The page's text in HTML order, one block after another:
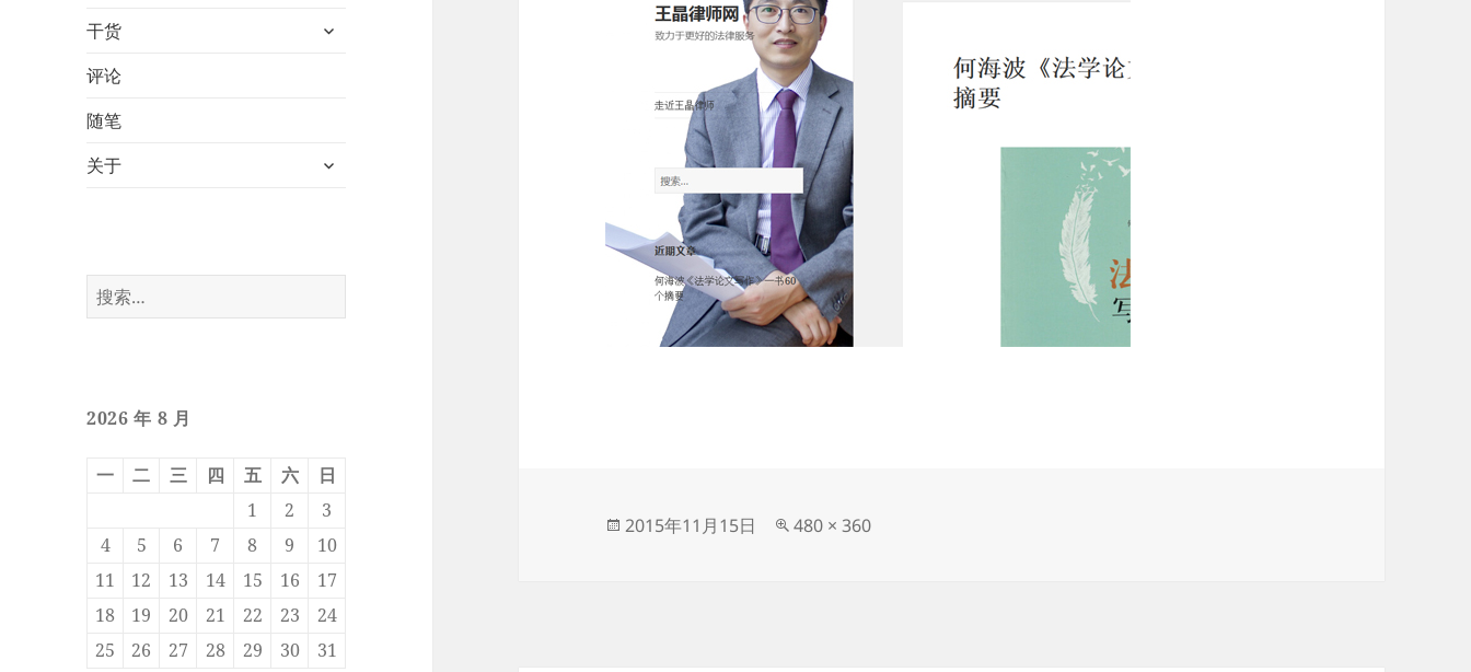
干货
展
评论
随笔
关于
展
搜
索：
2026 年 8 月
一 二 三 四 五 六
日
1
2
3
4
5 6 7 8 9
10
11
12 13 14 15 16
17
18
19 20 21 22 23
24
25
26 27 28 29 30
31
发
2015年11月15日
原
480 × 360